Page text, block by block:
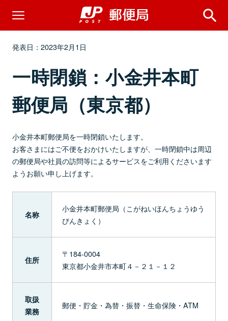
発表日：2023年2月1日
一時閉鎖：小金井本町
郵便局（東京都）
小金井本町郵便局を一時閉鎖いたします。
お客さまにはご不便をおかけいたしますが、一時閉鎖中は周辺
の郵便局や社員の訪問等によるサービスをご利用くださいます
ようお願い申し上げます。
名称
小金井本町郵便局（こがねいほんちょうゆう
びんきょく）
住所
〒184-0004
東京都小金井市本町４－２１－１２
取扱
業務
郵便・貯金・為替・振替・生命保険・ATM